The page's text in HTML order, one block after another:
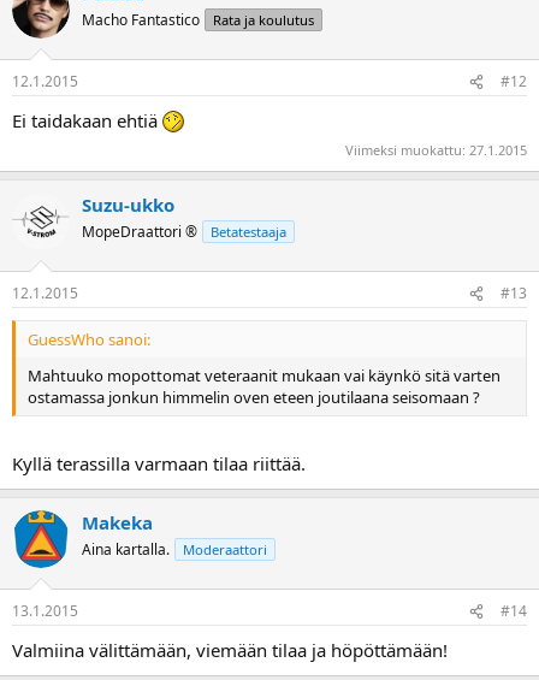
Macho Fantastico Rata ja koulutus
12.1.2015 #12
Ei taidakaan ehtiä
Viimeksi muokattu: 27.1.2015
Suzu-ukko
MopeDraattori ® Betatestaaja
12.1.2015 #13
GuessWho sanoi:
Mahtuuko mopottomat veteraanit mukaan vai käynkö sitä varten
ostamassa jonkun himmelin oven eteen joutilaana seisomaan ?
Kyllä terassilla varmaan tilaa riittää.
Makeka
Aina kartalla. Moderaattori
13.1.2015 #14
Valmiina välittämään, viemään tilaa ja höpöttämään!